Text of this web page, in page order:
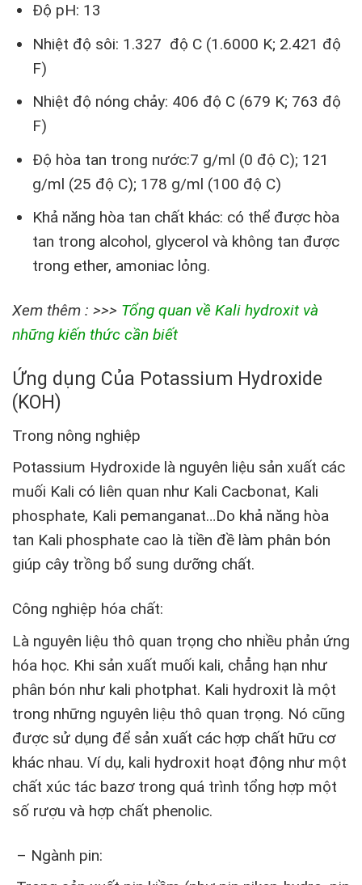
Độ pH: 13
Nhiệt độ sôi: 1.327 độ C (1.6000 K; 2.421 độ
F)
Nhiệt độ nóng chảy: 406 độ C (679 K; 763 độ
F)
Độ hòa tan trong nước:7 g/ml (0 độ C); 121
g/ml (25 độ C); 178 g/ml (100 độ C)
Khả năng hòa tan chất khác: có thể được hòa
tan trong alcohol, glycerol và không tan được
trong ether, amoniac lỏng.
Xem thêm : >>> Tổng quan về Kali hydroxit và
những kiến thức cần biết
Ứng dụng Của Potassium Hydroxide
(KOH)
Trong nông nghiệp
Potassium Hydroxide là nguyên liệu sản xuất các
muối Kali có liên quan như Kali Cacbonat, Kali
phosphate, Kali pemanganat…Do khả năng hòa
tan Kali phosphate cao là tiền đề làm phân bón
giúp cây trồng bổ sung dưỡng chất.
Công nghiệp hóa chất:
Là nguyên liệu thô quan trọng cho nhiều phản ứng
hóa học. Khi sản xuất muối kali, chẳng hạn như
phân bón như kali photphat. Kali hydroxit là một
trong những nguyên liệu thô quan trọng. Nó cũng
được sử dụng để sản xuất các hợp chất hữu cơ
khác nhau. Ví dụ, kali hydroxit hoạt động như một
chất xúc tác bazơ trong quá trình tổng hợp một
số rượu và hợp chất phenolic.
– Ngành pin: